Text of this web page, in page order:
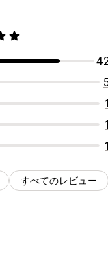
1
1
1
すべてのレビュー